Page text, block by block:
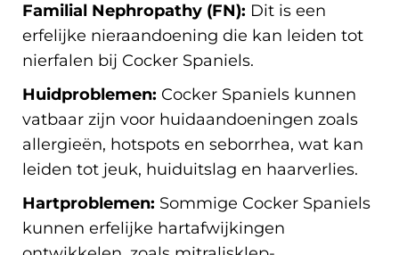
Familial Nephropathy (FN): Dit is een
erfelijke nieraandoening die kan leiden tot
nierfalen bij Cocker Spaniels.
Huidproblemen: Cocker Spaniels kunnen
vatbaar zijn voor huidaandoeningen zoals
allergieën, hotspots en seborrhea, wat kan
leiden tot jeuk, huiduitslag en haarverlies.
Hartproblemen: Sommige Cocker Spaniels
kunnen erfelijke hartafwijkingen